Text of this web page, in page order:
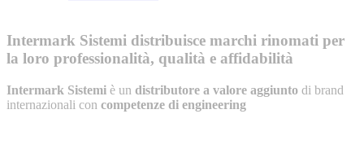
Intermark Sistemi distribuisce marchi rinomati per
la loro professionalità, qualità e affidabilità
Intermark Sistemi è un distributore a valore aggiunto di brand
internazionali con competenze di engineering